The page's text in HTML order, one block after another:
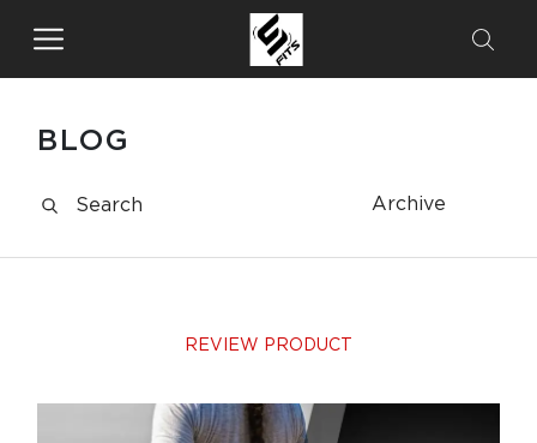
BLOG
Archive
REVIEW PRODUCT